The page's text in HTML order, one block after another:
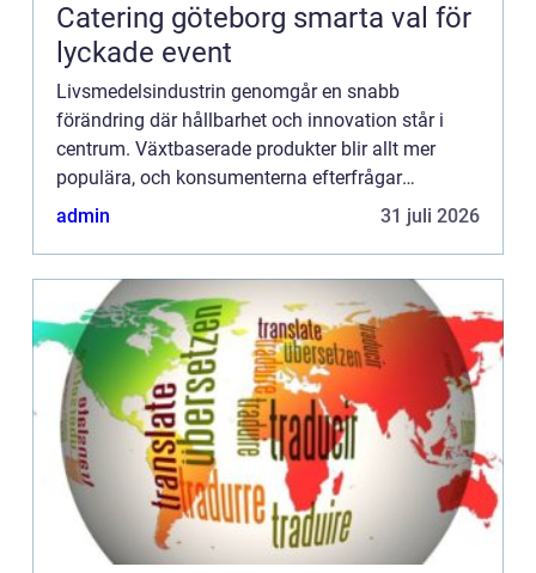
Catering göteborg smarta val för
lyckade event
Livsmedelsindustrin genomgår en snabb
förändring där hållbarhet och innovation står i
centrum. Växtbaserade produkter blir allt mer
populära, och konsumenterna efterfrågar
alternativ som minskar klimat...
admin 31 juli 2026